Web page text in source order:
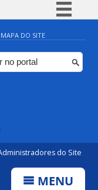
Simplifique!
BR
Participe
MAPA DO SITE
do Site
MENU